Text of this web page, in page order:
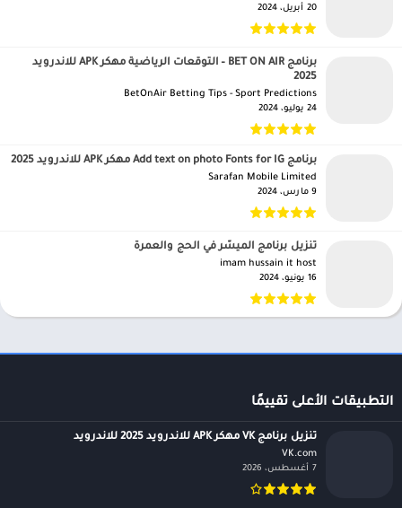
20 أبريل، 2024
برنامج BET ON AIR – التوقعات الرياضية مهكر APK للاندرويد
2025
BetOnAir Betting Tips - Sport Predictions‏
24 يوليو، 2024
برنامج Add text on photo Fonts for IG مهكر APK للاندرويد 2025
Sarafan Mobile Limited‏
9 مارس، 2024
تنزيل برنامج الميسّر في الحج والعمرة
imam hussain it host‏
16 يونيو، 2024
التطبيقات الأعلى تقييمًا
تنزيل برنامج VK مهكر APK للاندرويد 2025 للاندرويد
VK.com‏
7 أغسطس، 2026